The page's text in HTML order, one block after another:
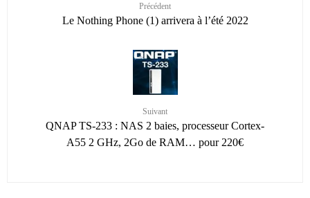
Précédent
Le Nothing Phone (1) arrivera à l’été 2022
Suivant
QNAP TS-233 : NAS 2 baies, processeur Cortex-
A55 2 GHz, 2Go de RAM… pour 220€